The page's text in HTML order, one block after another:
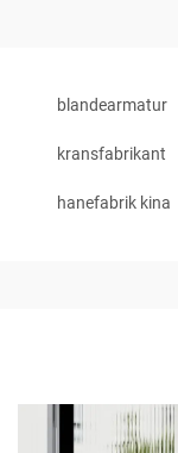
blandearmatur
kransfabrikant
hanefabrik kina